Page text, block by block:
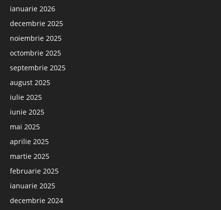
ianuarie 2026
decembrie 2025
noiembrie 2025
octombrie 2025
septembrie 2025
august 2025
iulie 2025
iunie 2025
mai 2025
aprilie 2025
martie 2025
februarie 2025
ianuarie 2025
decembrie 2024